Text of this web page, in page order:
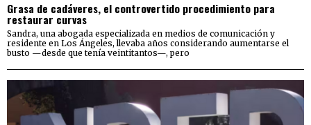
Grasa de cadáveres, el controvertido procedimiento para
restaurar curvas
Sandra, una abogada especializada en medios de comunicación y
residente en Los Ángeles, llevaba años considerando aumentarse el
busto —desde que tenía veintitantos—, pero